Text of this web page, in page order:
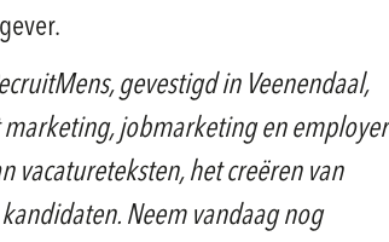
gevestigd in Veenendaal,
jobmarketing en employer
vacatureteksten, het creëren van
Neem vandaag nog